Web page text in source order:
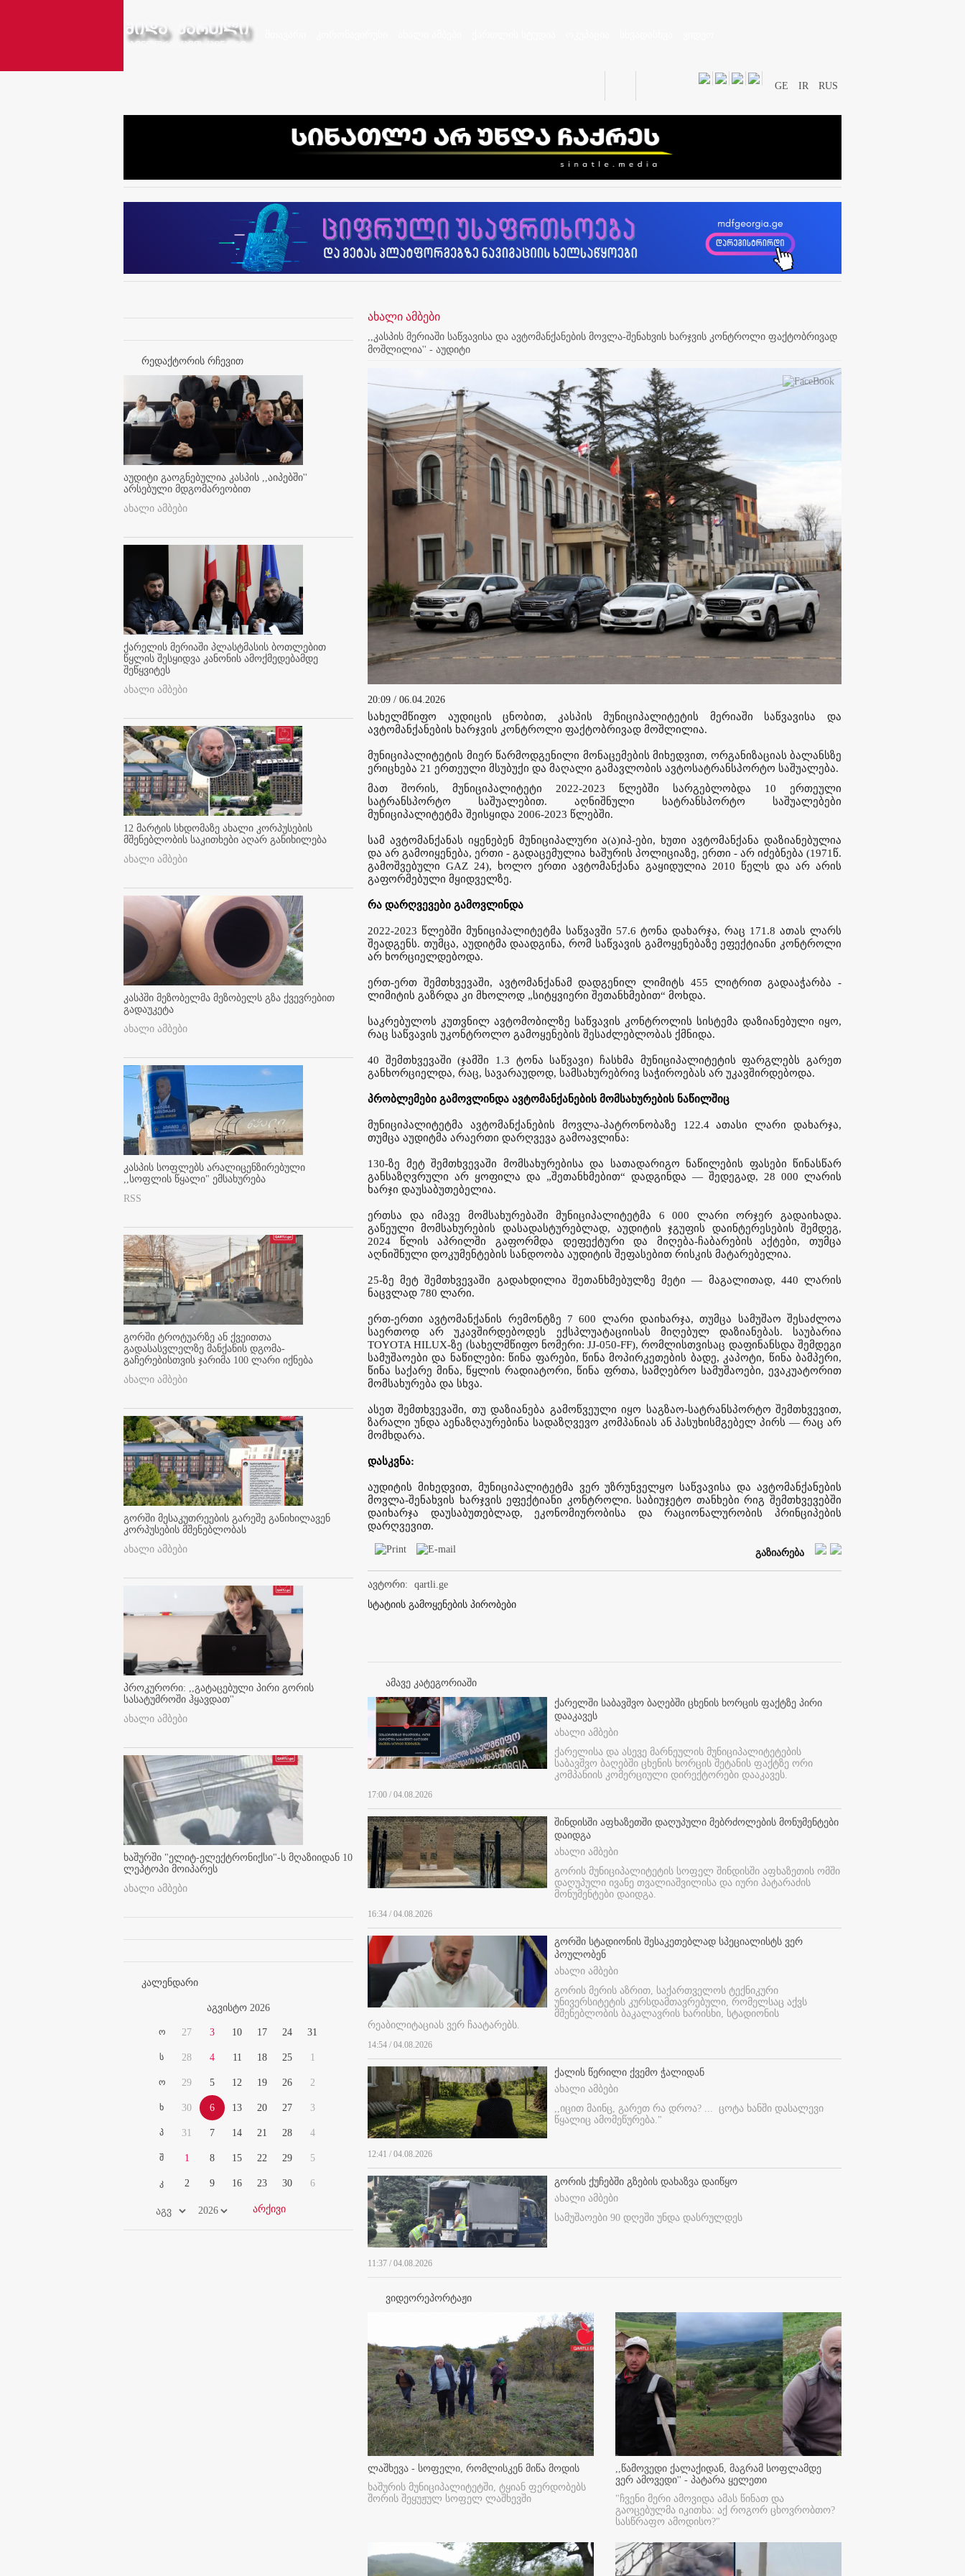
GE IR RUS
რედაქტორის რჩევით
აუდიტი გაოგნებულია კასპის ,,აიპებში''
არსებული მდგომარეობით
ახალი ამბები
ქარელის მერიაში პლასტმასის ბოთლებით
წყლის შესყიდვა კანონის ამოქმედებამდე
შეწყვიტეს
ახალი ამბები
12 მარტის სხდომაზე ახალი კორპუსების
მშენებლობის საკითხები აღარ განიხილება
ახალი ამბები
კასპში მეზობელმა მეზობელს გზა ქვევრებით
გადაუკეტა
ახალი ამბები
კასპის სოფლებს არალიცენზირებული
,,სოფლის წყალი" ემსახურება
RSS
გორში ტროტუარზე ან ქვეითთა
გადასასვლელზე მანქანის დგომა-
გაჩერებისთვის ჯარიმა 100 ლარი იქნება
ახალი ამბები
გორში მესაკუთრეების გარეშე განიხილავენ
კორპუსების მშენებლობას
ახალი ამბები
პროკურორი: ,,გატაცებული პირი გორის
სასატუმროში ჰყავდათ''
ახალი ამბები
ხაშურში "ელიტ-ელექტრონიქსი"-ს მღაზიიდან 10
ლეპტოპი მოიპარეს
ახალი ამბები
კალენდარი
აგვისტო 2026
ო
ს
ო
ხ
პ
შ
კ
27
28
29
30
31
1
2
3
4
5
6
7
8
9
10
11
12
13
14
15
16
17
18
19
20
21
22
23
24
25
26
27
28
29
30
31
1
2
3
4
5
6
ახალი ამბები
,,კასპის მერიაში საწვავისა და ავტომანქანების მოვლა-შენახვის ხარჯვის კონტროლი ფაქტობრივად
მოშლილია'' - აუდიტი
20:09 / 06.04.2026
სახელმწიფო აუდიცის ცნობით, კასპის მუნიციპალიტეტის მერიაში საწვავისა და
ავტომანქანების ხარჯვის კონტროლი ფაქტობრივად მოშლილია.
მუნიციპალიტეტის მიერ წარმოდგენილი მონაცემების მიხედვით, ორგანიზაციას ბალანსზე
ერიცხება 21 ერთეული მსუბუქი და მაღალი გამავლობის ავტოსატრანსპორტო საშუალება.
მათ შორის, მუნიციპალიტეტი 2022-2023 წლებში სარგებლობდა 10 ერთეული
სატრანსპორტო საშუალებით. აღნიშნული სატრანსპორტო საშუალებები
მუნიციპალიტეტმა შეისყიდა 2006-2023 წლებში.
სამ ავტომანქანას იყენებენ მუნიციპალური ა(ა)იპ-ები, ხუთი ავტომანქანა დაზიანებულია
და არ გამოიყენება, ერთი - გადაცემულია ხაშურის პოლიციაზე, ერთი - არ იძებნება (1971წ.
გამოშვებული GAZ 24), ხოლო ერთი ავტომანქანა გაყიდულია 2010 წელს და არ არის
გაფორმებული მყიდველზე.
რა დარღვევები გამოვლინდა
2022-2023 წლებში მუნიციპალიტეტმა საწვავში 57.6 ტონა დახარჯა, რაც 171.8 ათას ლარს
შეადგენს. თუმცა, აუდიტმა დაადგინა, რომ საწვავის გამოყენებაზე ეფექტიანი კონტროლი
არ ხორციელდებოდა.
ერთ-ერთ შემთხვევაში, ავტომანქანამ დადგენილ ლიმიტს 455 ლიტრით გადააჭარბა -
ლიმიტის გაზრდა კი მხოლოდ „სიტყვიერი შეთანხმებით“ მოხდა.
საკრებულოს კუთვნილ ავტომობილზე საწვავის კონტროლის სისტემა დაზიანებული იყო,
რაც საწვავის უკონტროლო გამოყენების შესაძლებლობას ქმნიდა.
40 შემთხვევაში (ჯამში 1.3 ტონა საწვავი) ჩასხმა მუნიციპალიტეტის ფარგლებს გარეთ
განხორციელდა, რაც, სავარაუდოდ, სამსახურებრივ საჭიროებას არ უკავშირდებოდა.
პრობლემები გამოვლინდა ავტომანქანების მომსახურების ნაწილშიც
მუნიციპალიტეტმა ავტომანქანების მოვლა-პატრონობაზე 122.4 ათასი ლარი დახარჯა,
თუმცა აუდიტმა არაერთი დარღვევა გამოავლინა:
130-ზე მეტ შემთხვევაში მომსახურებისა და სათადარიგო ნაწილების ფასები წინასწარ
განსაზღვრული არ ყოფილა და „შეთანხმებით“ დადგინდა — შედეგად, 28 000 ლარის
ხარჯი დაუსაბუთებელია.
ერთსა და იმავე მომსახურებაში მუნიციპალიტეტმა 6 000 ლარი ორჯერ გადაიხადა.
გაწეული მომსახურების დასადასტურებლად, აუდიტის ჯგუფის დაინტერესების შემდეგ,
2024 წლის აპრილში გაფორმდა დეფექტური და მიღება-ჩაბარების აქტები, თუმცა
აღნიშნული დოკუმენტების სანდოობა აუდიტის შეფასებით რისკის მატარებელია.
25-ზე მეტ შემთხვევაში გადახდილია შეთანხმებულზე მეტი — მაგალითად, 440 ლარის
ნაცვლად 780 ლარი.
ერთ-ერთი ავტომანქანის რემონტზე 7 600 ლარი დაიხარჯა, თუმცა სამუშაო შესაძლოა
საერთოდ არ უკავშირდებოდეს ექსპლუატაციისას მიღებულ დაზიანებას. საუბარია
TOYOTA HILUX-ზე (სახელმწიფო ნომერი: JJ-050-FF), რომლისთვისაც დაფინანსდა შემდეგი
სამუშაოები და ნაწილები: წინა ფარები, წინა მოპირკეთების ბადე, კაპოტი, წინა ბამპერი,
წინა საქარე მინა, წყლის რადიატორი, წინა ფრთა, სამღებრო სამუშაოები, ევაკუატორით
მომსახურება და სხვა.
ასეთ შემთხვევაში, თუ დაზიანება გამოწვეული იყო საგზაო-სატრანსპორტო შემთხვევით,
ზარალი უნდა აენაზღაურებინა სადაზღვევო კომპანიას ან პასუხისმგებელ პირს — რაც არ
მომხდარა.
დასკვნა:
აუდიტის მიხედვით, მუნიციპალიტეტმა ვერ უზრუნველყო საწვავისა და ავტომანქანების
მოვლა-შენახვის ხარჯვის ეფექტიანი კონტროლი. საბიუჯეტო თანხები რიგ შემთხვევებში
დაიხარჯა დაუსაბუთებლად, ეკონომიურობისა და რაციონალურობის პრინციპების
დარღვევით.
გაზიარება
ავტორი:
qartli.ge
სტატიის გამოყენების პირობები
ამავე კატეგორიაში
ქარელში საბავშვო ბაღებში ცხენის ხორცის ფაქტზე პირი
დააკავეს
ახალი ამბები
ქარელისა და ასევე მარნეულის მუნიციპალიტეტების
საბავშვო ბაღებში ცხენის ხორცის შეტანის ფაქტზე ორი
კომპანიის კომერციული დირექტორები დააკავეს.
17:00 / 04.08.2026
შინდისში აფხაზეთში დაღუპული მებრძოლების მონუმენტები
დაიდგა
ახალი ამბები
გორის მუნიციპალიტეტის სოფელ შინდისში აფხაზეთის ომში
დაღუპული ივანე თვალიაშვილისა და იური პატარაძის
მონუმენტები დაიდგა.
16:34 / 04.08.2026
გორში სტადიონის შესაკეთებლად სპეციალისტს ვერ
პოულობენ
ახალი ამბები
გორის მერის აზრით, საქართველოს ტექნიკური
უნივერსიტეტის კურსდამთავრებული, რომელსაც აქვს
მშენებლობის ბაკალავრის ხარისხი, სტადიონის
რეაბილიტაციას ვერ ჩაატარებს.
14:54 / 04.08.2026
ქალის წერილი ქვემო ჭალიდან
ახალი ამბები
,,იცით მაინც, გარეთ რა დროა? ... ცოტა ხანში დასალევი
წყალიც ამომეწურება."
12:41 / 04.08.2026
გორის ქუჩებში გზების დახაზვა დაიწყო
ახალი ამბები
სამუშაოები 90 დღეში უნდა დასრულდეს
11:37 / 04.08.2026
ვიდეორეპორტაჟი
ლაშხევა - სოფელი, რომლისკენ მიწა მოდის
ხაშურის მუნიციპალიტეტში, ტყიან ფერდობებს
შორის შეყუჟულ სოფელ ლაშხევში
,,წამოვედი ქალაქიდან, მაგრამ სოფლამდე
ვერ ამოვედი'' - პატარა ყელეთი
"ჩვენი მერი ამოვიდა ამას წინათ და
გაოცებულმა იკითხა: აქ როგორ ცხოვრობთო?
სასწრაფო ამოდისო?"